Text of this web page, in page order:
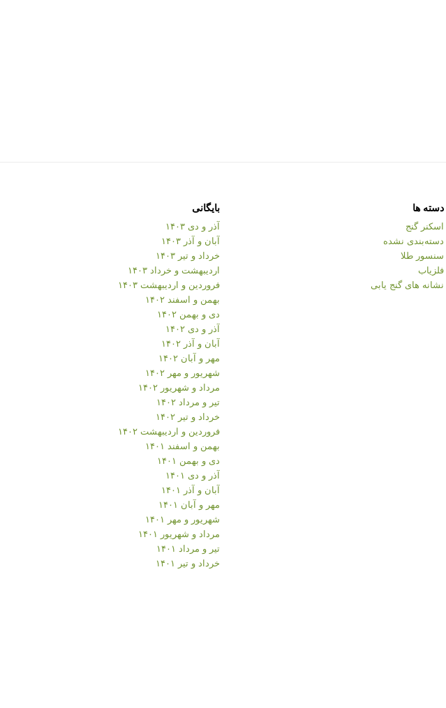
دسته ها
اسکنر گنج
دسته‌بندی نشده
سنسور طلا
فلزیاب
نشانه های گنج یابی
بایگانی
آذر و دی ۱۴۰۳
آبان و آذر ۱۴۰۳
خرداد و تیر ۱۴۰۳
اردیبهشت و خرداد ۱۴۰۳
فروردین و اردیبهشت ۱۴۰۳
بهمن و اسفند ۱۴۰۲
دی و بهمن ۱۴۰۲
آذر و دی ۱۴۰۲
آبان و آذر ۱۴۰۲
مهر و آبان ۱۴۰۲
شهریور و مهر ۱۴۰۲
مرداد و شهریور ۱۴۰۲
تیر و مرداد ۱۴۰۲
خرداد و تیر ۱۴۰۲
فروردین و اردیبهشت ۱۴۰۲
بهمن و اسفند ۱۴۰۱
دی و بهمن ۱۴۰۱
آذر و دی ۱۴۰۱
آبان و آذر ۱۴۰۱
مهر و آبان ۱۴۰۱
شهریور و مهر ۱۴۰۱
مرداد و شهریور ۱۴۰۱
تیر و مرداد ۱۴۰۱
خرداد و تیر ۱۴۰۱